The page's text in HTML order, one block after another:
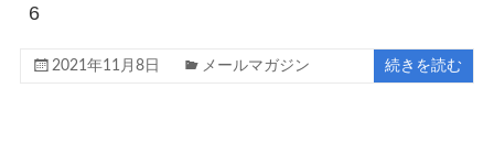
6
2021年11月8日 メールマガジン 続きを読む